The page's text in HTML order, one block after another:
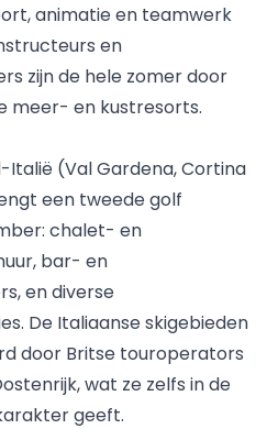
animatie en teamwerk
en
zijn de hele zomer door
meer- en kustresorts.
Italië (Val Gardena, Cortina
een tweede golf
chalet- en
bar- en
en diverse
De Italiaanse skigebieden
door Britse touroperators
wat ze zelfs in de
geeft.